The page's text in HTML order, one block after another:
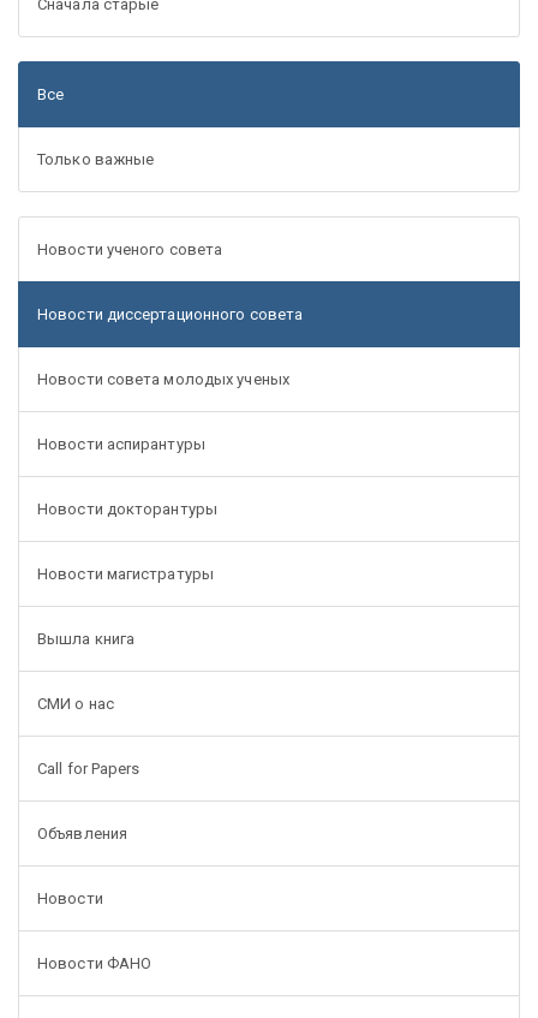
Сначала старые
Все
Только важные
Новости ученого совета
Новости диссертационного совета
Новости совета молодых ученых
Новости аспирантуры
Новости докторантуры
Новости магистратуры
Вышла книга
СМИ о нас
Call for Papers
Объявления
Новости
Новости ФАНО